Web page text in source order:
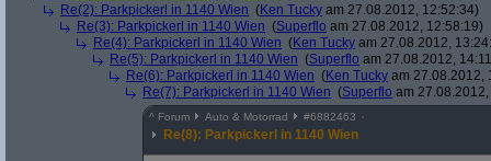
Re(2): Parkpickerl in 1140 Wien (Ken Tucky am 27.08.2012, 12:52:34)
Re(3): Parkpickerl in 1140 Wien (Superflo am 27.08.2012, 12:58:19)
Re(4): Parkpickerl in 1140 Wien (Ken Tucky am 27.08.2012,
Re(5): Parkpickerl in 1140 Wien (Superflo am 27.08.2012,
Re(6): Parkpickerl in 1140 Wien (Ken Tucky am 27.08.2012,
Re(7): Parkpickerl in 1140 Wien (Superflo am
^ Forum Auto & Motorrad #6882463
Re(8): Parkpickerl in 1140 Wien